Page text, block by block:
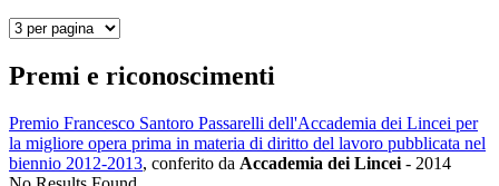
Premi e riconoscimenti
Premio Francesco Santoro Passarelli dell'Accademia dei Lincei per
la migliore opera prima in materia di diritto del lavoro pubblicata nel
biennio 2012-2013, conferito da Accademia dei Lincei - 2014